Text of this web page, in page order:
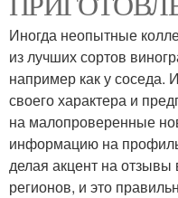
Иногда неопытные
из лучших сортов
например как у соседа.
своего характера и
на малопроверенные
информацию на
делая акцент на
регионов, и это